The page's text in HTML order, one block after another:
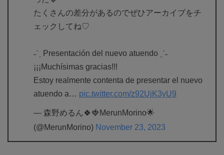
たくさんの差分があるのでぜひアーカイブをチ
ェックしてね♡
˗ˋˏ Presentación del nuevo atuendo ˎˊ˗
¡¡¡Muchísimas gracias!!!
Estoy realmente contenta de presentar el nuevo
atuendo a… pic.twitter.com/z92UjK3yU9
— 森野めるん🍀🍓MerunMorino🌟
(@MerunMorino) November 23, 2023